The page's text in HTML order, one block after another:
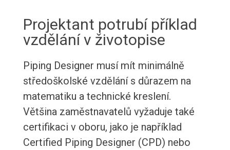
Projektant potrubí příklad
vzdělání v životopise
Piping Designer musí mít minimálně
středoškolské vzdělání s důrazem na
matematiku a technické kreslení.
Většina zaměstnavatelů vyžaduje také
certifikaci v oboru, jako je například
Certified Piping Designer (CPD) nebo